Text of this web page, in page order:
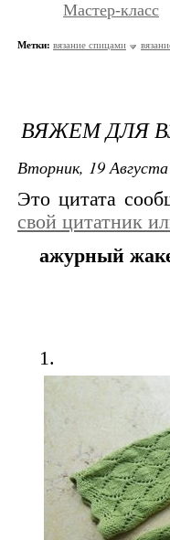
Мастер-класс
Метки: вязание спицами
ВЯЖЕМ ДЛЯ
Вторник, 19
Это цитата
свой цитатник
ажурный
1.